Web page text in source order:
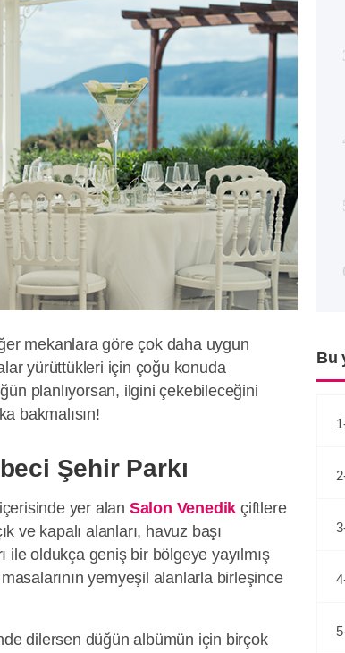
mekanlara göre çok daha uygun
yürüttükleri için çoğu konuda
planlıyorsan, ilgini çekebileceğini
bakmalısın!
Şehir Parkı
yer alan Salon Venedik çiftlere
ve kapalı alanları, havuz başı
ile oldukça geniş bir bölgeye yayılmış
yemyeşil alanlarla birleşince
dilersen düğün albümün için birçok
Bu